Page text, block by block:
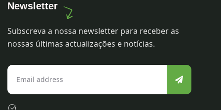
Newsletter
Subscreva a nossa newsletter para receber as
nossas últimas actualizações e notícias.